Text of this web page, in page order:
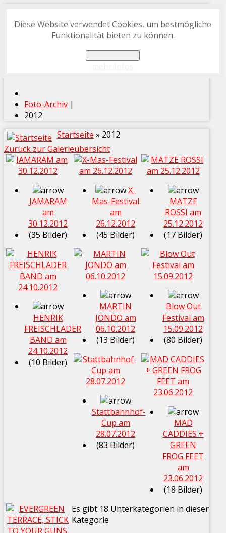
Diese Website verwendet Cookies, um bestmögliche
Funktionalität bieten zu können.
START
Foto-Archiv |
2012
Startseite » 2012
Zurück zur Galerieübersicht
JAMARAM
am
30.12.2012
(35 Bilder)
X-
Mas-Festival
am
26.12.2012
(45 Bilder)
MATZE
ROSSI am
25.12.2012
(17 Bilder)
HENRIK
FREISCHLADER
BAND am
24.10.2012
(10 Bilder)
MARTIN
JONDO am
06.10.2012
(13 Bilder)
Blow Out
Festival am
15.09.2012
(80 Bilder)
Stattbahnhof-
Cup am
28.07.2012
(83 Bilder)
MAD
CADDIES +
GREEN
FROG FEET
am
23.06.2012
(18 Bilder)
Es gibt 18 Unterkategorien in dieser
Kategorie